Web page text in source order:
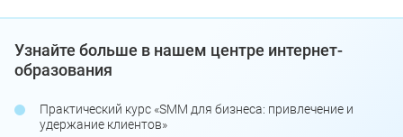
Узнайте больше в нашем центре интернет-
образования
Практический курс «SMM для бизнеса: привлечение и
удержание клиентов»